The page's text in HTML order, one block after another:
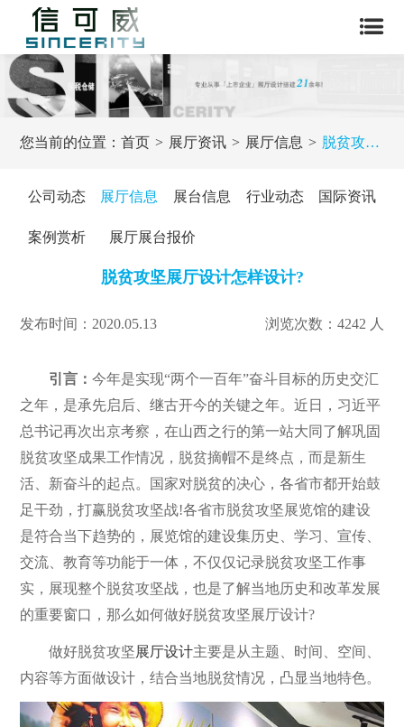
您当前的位置：首页 展厅资讯 展厅信息 脱贫攻坚展厅设计怎样设计?
公司动态 展厅信息 展台信息 行业动态 国际资讯
案例赏析 展厅展台报价
脱贫攻坚展厅设计怎样设计?
发布时间：2020.05.13 浏览次数：4242 人
引言：今年是实现“两个一百年”奋斗目标的历史交汇
之年，是承先启后、继古开今的关键之年。近日，习近平
总书记再次出京考察，在山西之行的第一站大同了解巩固
脱贫攻坚成果工作情况，脱贫摘帽不是终点，而是新生
活、新奋斗的起点。国家对脱贫的决心，各省市都开始鼓
足干劲，打赢脱贫攻坚战!各省市脱贫攻坚展览馆的建设
是符合当下趋势的，展览馆的建设集历史、学习、宣传、
交流、教育等功能于一体，不仅仅记录脱贫攻坚工作事
实，展现整个脱贫攻坚战，也是了解当地历史和改革发展
的重要窗口，那么如何做好脱贫攻坚展厅设计?
做好脱贫攻坚展厅设计主要是从主题、时间、空间、
内容等方面做设计，结合当地脱贫情况，凸显当地特色。